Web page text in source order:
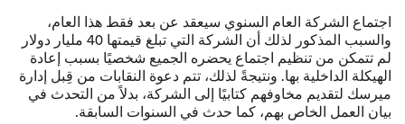
اجتماع الشركة العام السنوي سيعقد عن بعد فقط هذا العام،
والسبب المذكور لذلك أن الشركة التي تبلغ قيمتها 40 مليار دولار
لم تتمكن من تنظيم اجتماع يحضره الجميع شخصيًا بسبب إعادة
الهيكلة الداخلية بها. ونتيجةً لذلك، تتم دعوة النقابات من قِبل إدارة
ميرسك لتقديم مخاوفهم كتابيًا إلى الشركة، بدلاً من التحدث في
بيان العمل الخاص بهم، كما حدث في السنوات السابقة.